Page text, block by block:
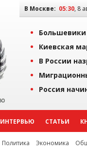
В Москве: 05:30, 8
Большевики
Киевская
В России
Россия
ИНТЕРВЬЮ СТАТЬИ
Политика Экономика